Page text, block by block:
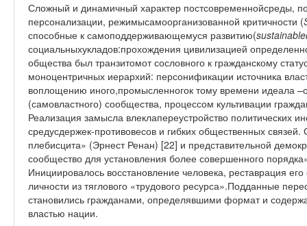
Сложный и динамичный характер постсовременнойсреды,
персонализации, режимысамоорганизованной критичности (
способные к самоподдерживающемуся развитию(
социальныхукладов:прохождения цивилизацией
общества был транзитомот сословного к гражданскому
моноцентричных иерархий: персонификации источника
воплощению иного,промысленногок тому времени идеала
(самовластного) сообщества, процессом культивации
Реализация замысла влеклапереустройство политических
средусдержек-противовесов и гибких общественных
плебисцита» (Эрнест Ренан) [22] и представительной
сообщество для установления более совершенного
Инициировалось восстановление человека, реставрация
личности из тяглового «трудового ресурса».Подданные
становились гражданами, определявшими формат и
властью нации.